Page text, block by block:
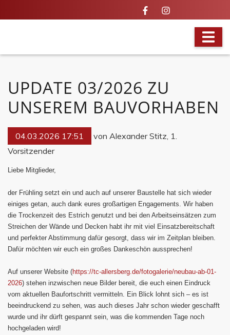
UPDATE 03/2026 ZU
UNSEREM BAUVORHABEN
04.03.2026 17:51
von Alexander Stitz, 1.
Vorsitzender
Liebe Mitglieder,
der Frühling setzt ein und auch auf unserer Baustelle hat sich wieder
einiges getan, auch dank eures großartigen Engagements. Wir haben
die Trockenzeit des Estrich genutzt und bei den Arbeitseinsätzen zum
Streichen der Wände und Decken habt ihr mit viel Einsatzbereitschaft
und perfekter Abstimmung dafür gesorgt, dass wir im Zeitplan bleiben.
Dafür möchten wir euch ein großes Dankeschön aussprechen!
Auf unserer Website (https://tc-allersberg.de/fotogalerie/neubau-ab-01-
2026) stehen inzwischen neue Bilder bereit, die euch einen Eindruck
vom aktuellen Baufortschritt vermitteln. Ein Blick lohnt sich – es ist
beeindruckend zu sehen, was auch dieses Jahr schon wieder geschafft
wurde und ihr dürft gespannt sein, was die kommenden Tage noch
hochgeladen wird!